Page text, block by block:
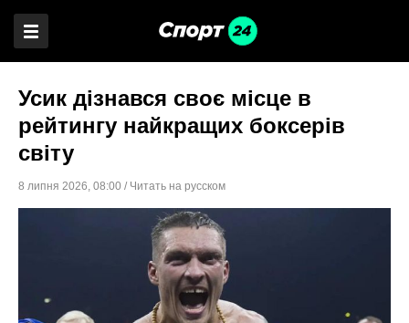
Усик дізнався своє місце в
рейтингу найкращих боксерів
світу
8 липня 2026, 08:00 / Читать на русском